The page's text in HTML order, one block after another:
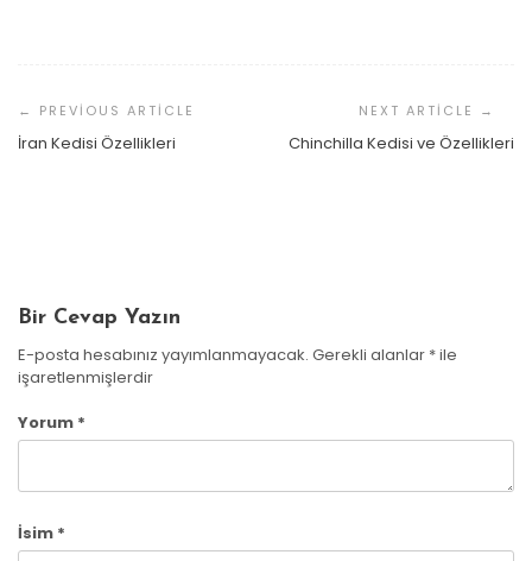
Dolaşımı
İran Kedisi Özellikleri Chinchilla Kedisi ve Özellikleri
Gaye Üstün 14 Kasım 2022
Kedilere Ne Kadar Yaş Mama Verilmeli?
Bir Cevap Yazın
E-posta hesabınız yayımlanmayacak. Gerekli alanlar *ile
işaretlenmişlerdir
Yorum *
İsim *